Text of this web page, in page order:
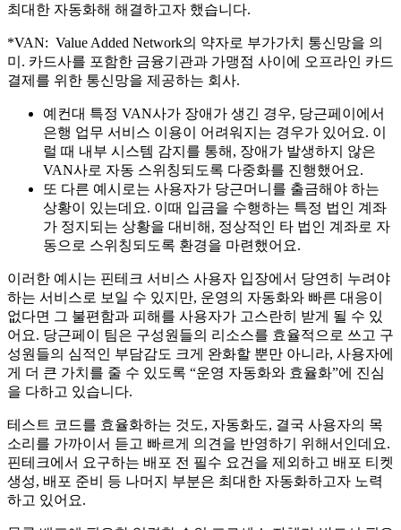
최대한 자동화해 해결하고자 했습니다.
*VAN: Value Added Network의 약자로 부가가치 통신망을 의
미. 카드사를 포함한 금융기관과 가맹점 사이에 오프라인 카드
결제를 위한 통신망을 제공하는 회사.
예컨대 특정 VAN사가 장애가 생긴 경우, 당근페이에서
은행 업무 서비스 이용이 어려워지는 경우가 있어요. 이
럴 때 내부 시스템 감지를 통해, 장애가 발생하지 않은
VAN사로 자동 스위칭되도록 다중화를 진행했어요.
또 다른 예시로는 사용자가 당근머니를 출금해야 하는
상황이 있는데요. 이때 입금을 수행하는 특정 법인 계좌
가 정지되는 상황을 대비해, 정상적인 타 법인 계좌로 자
동으로 스위칭되도록 환경을 마련했어요.
이러한 예시는 핀테크 서비스 사용자 입장에서 당연히 누려야
하는 서비스로 보일 수 있지만, 운영의 자동화와 빠른 대응이
없다면 그 불편함과 피해를 사용자가 고스란히 받게 될 수 있
어요. 당근페이 팀은 구성원들의 리소스를 효율적으로 쓰고 구
성원들의 심적인 부담감도 크게 완화할 뿐만 아니라, 사용자에
게 더 큰 가치를 줄 수 있도록 “운영 자동화와 효율화”에 진심
을 다하고 있습니다.
테스트 코드를 효율화하는 것도, 자동화도, 결국 사용자의 목
소리를 가까이서 듣고 빠르게 의견을 반영하기 위해서인데요.
핀테크에서 요구하는 배포 전 필수 요건을 제외하고 배포 티켓
생성, 배포 준비 등 나머지 부분은 최대한 자동화하고자 노력
하고 있어요.